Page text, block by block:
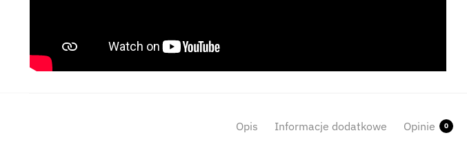
Opis Informacje dodatkowe Opinie 0